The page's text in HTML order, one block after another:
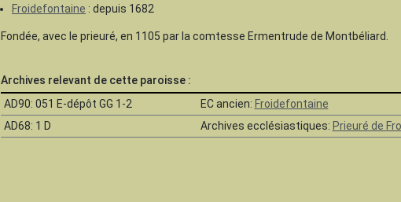
Froidefontaine : depuis 1682
Fondée, avec le prieuré, en 1105 par la comtesse Ermentrude de Montbéliard.
Archives relevant de cette paroisse :
AD90: 051 E-dépôt GG 1-2
EC ancien: Froidefontaine
AD68: 1 D
Archives ecclésiastiques: Prieuré de